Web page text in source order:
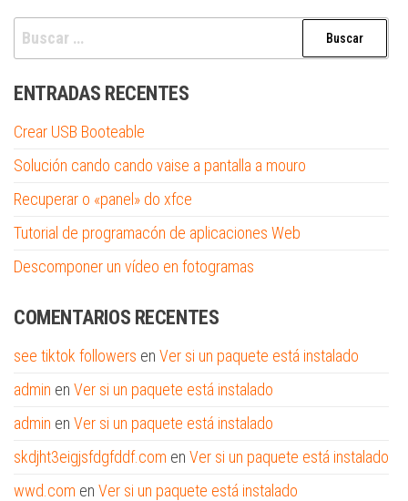
Buscar:
ENTRADAS RECENTES
Crear USB Booteable
Solución cando cando vaise a pantalla a mouro
Recuperar o «panel» do xfce
Tutorial de programacón de aplicaciones Web
Descomponer un vídeo en fotogramas
COMENTARIOS RECENTES
see tiktok followers en Ver si un paquete está instalado
admin en Ver si un paquete está instalado
admin en Ver si un paquete está instalado
skdjht3eigjsfdgfddf.com en Ver si un paquete está instalado
wwd.com en Ver si un paquete está instalado